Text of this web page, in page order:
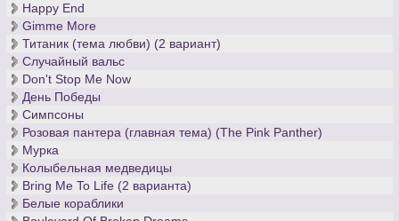
Happy End
Gimme More
Титаник (тема любви) (2 вариант)
Случайный вальс
Don't Stop Me Now
День Победы
Симпсоны
Розовая пантера (главная тема) (The Pink Panther)
Мурка
Колыбельная медведицы
Bring Me To Life (2 варианта)
Белые кораблики